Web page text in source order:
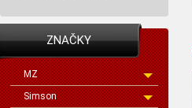
ZNAČKY
MZ
Simson